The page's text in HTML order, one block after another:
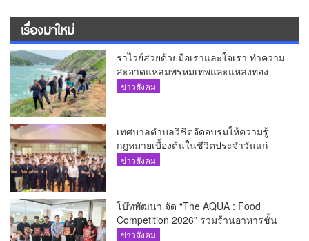
เรื่องมาใหม่
ราไวย์สวยด้วยมือเราและใจเรา ทำความ
สะอาดแหลมพรหมเทพและแหล่งท่อง
เที่ยว
ข่าวสังคม
เทศบาลตำบลวิชิตจัดอบรมให้ความรู้
กฎหมายเบื้องต้นในชีวิตประจำวันแก่
เยาวชน
ข่าวสังคม
โบ๊ทพัฒนา จัด “The AQUA : Food
Competition 2026” รวมร้านอาหารชั้น
นำของ The Shopps at The AQUA ชู
ข่าวสังคม